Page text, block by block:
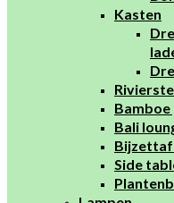
Kasten
Bamboe
Bali
Side